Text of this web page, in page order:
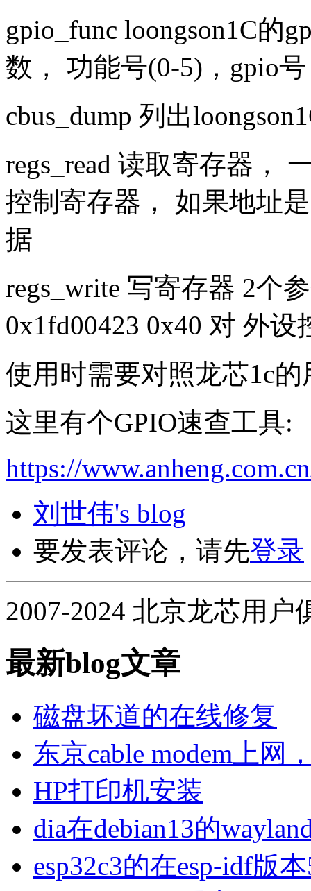
gpio_func loongson1C的
数， 功能号(0-5)，gpio号
cbus_dump 列出
regs_read 读取寄存器，
控制寄存器， 如果地址
据
regs_write 写寄存器 2个
0x1fd00423 0x40 对 外
使用时需要对照龙芯1c
这里有个GPIO速查工具:
https://
刘世伟's blog
要发表评论，请先登录
2007-2024 北京龙芯用户
最新blog文章
磁盘坏道的在线修复
东京cable modem上网
HP打印机安装
dia在debian13的
esp32c3的在esp-idf版